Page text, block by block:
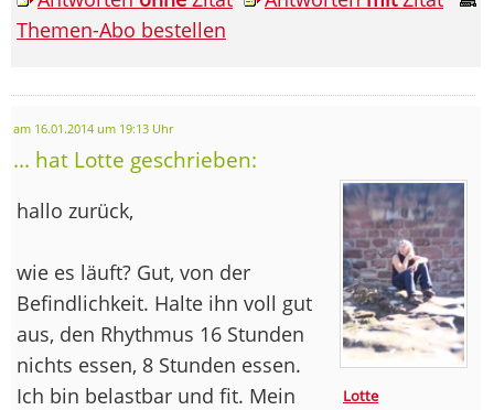
Themen-Abo bestellen
am 16.01.2014 um 19:13 Uhr
... hat Lotte geschrieben:
Lotte
hallo zurück,
wie es läuft? Gut, von der
Befindlichkeit. Halte ihn voll gut
aus, den Rhythmus 16 Stunden
nichts essen, 8 Stunden essen.
Ich bin belastbar und fit. Mein